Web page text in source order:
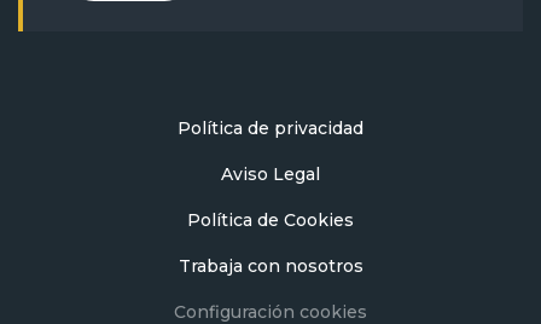
Política de privacidad
Aviso Legal
Política de Cookies
Trabaja con nosotros
Configuración cookies